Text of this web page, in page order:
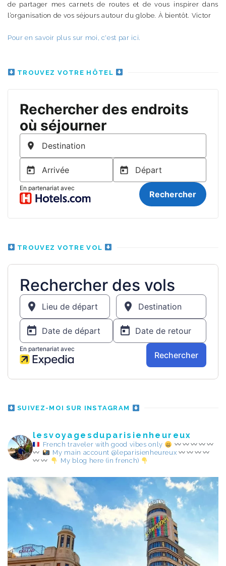
de partager mes carnets de routes et de vous inspirer dans
l’organisation de vos séjours autour du globe. À bientôt. Victor
Pour en savoir plus sur moi, c'est par ici.
TROUVEZ VOTRE HÔTEL
TROUVEZ VOTRE VOL
SUIVEZ-MOI SUR INSTAGRAM
lesvoyagesduparisienheureux
French traveler with good vibes only
My main account @leparisienheureux
My blog here (in french)